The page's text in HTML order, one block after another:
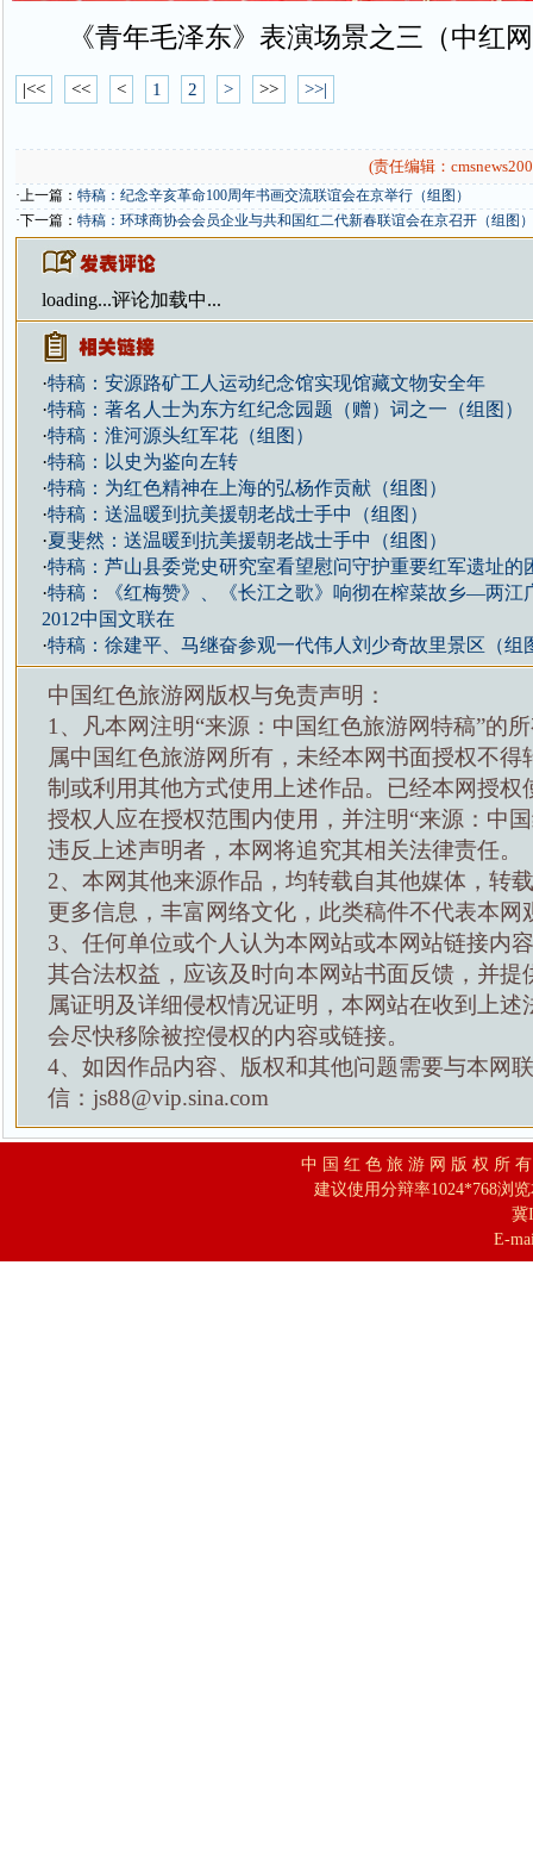
《青年毛泽东》表演场景之三（中红
|<< << < 1 2 > >> >>|
(责任编辑：
·上一篇： 特稿：纪念辛亥革命100周年书画交流联谊会在京举行（组图）
·下一篇： 特稿：环球商协会会员企业与共和国红二代新春联谊会在京召开（组图）
loading...评论加载中...
·特稿：安源路矿工人运动纪念馆实现馆藏文物安全年
·特稿：著名人士为东方红纪念园题（赠）词之一（组图）
·特稿：淮河源头红军花（组图）
·特稿：以史为鉴向左转
·特稿：为红色精神在上海的弘杨作贡献（组图）
·特稿：送温暖到抗美援朝老战士手中（组图）
·夏斐然：送温暖到抗美援朝老战士手中（组图）
·特稿：芦山县委党史研究室看望慰问守护重要红军遗址的
·特稿：《红梅赞》、《长江之歌》响彻在榨菜故乡—两江
2012中国文联在
·特稿：徐建平、马继奋参观一代伟人刘少奇故里景区（组
中国红色旅游网版权与免责声明：
1、凡本网注明“来源：中国红色旅游网特稿”的
属中国红色旅游网所有，未经本网书面授权不得
制或利用其他方式使用上述作品。已经本网授权
授权人应在授权范围内使用，并注明“来源：中
违反上述声明者，本网将追究其相关法律责任。
2、本网其他来源作品，均转载自其他媒体，转
更多信息，丰富网络文化，此类稿件不代表本网
3、任何单位或个人认为本网站或本网站链接内
其合法权益，应该及时向本网站书面反馈，并提
属证明及详细侵权情况证明，本网站在收到上述
会尽快移除被控侵权的内容或链接。
4、如因作品内容、版权和其他问题需要与本网
信：js88@vip.sina.com
中 国 红 色 旅 游 网 版 权 所
建议使用分辩率1024*768浏
冀
E-